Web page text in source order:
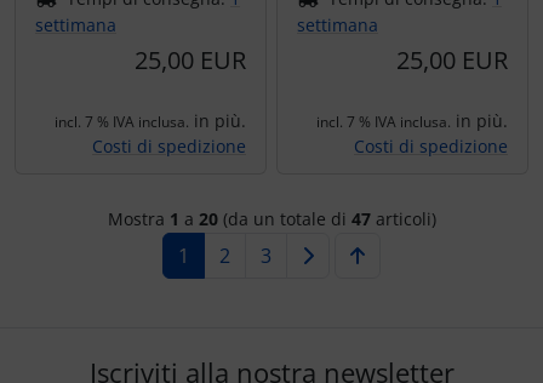
settimana
25,00 EUR
incl. 7 % IVA inclusa. in più.
Costi di spedizione
settimana
25,00 EUR
incl. 7 % IVA inclusa. in più.
Costi di spedizione
Mostra 1 a 20(da un totale di 47articoli)
1 2 3
Iscriviti alla nostra newsletter